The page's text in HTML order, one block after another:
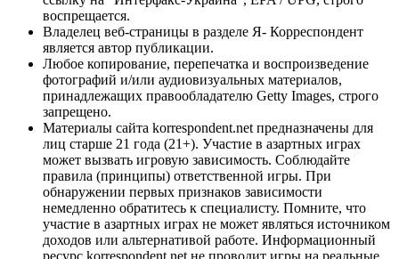
воспрещается.
Владелец веб-страницы в разделе Я- Корреспондент
является автор публикации.
Любое копирование, перепечатка и воспроизведение
фотографий и/или аудиовизуальных материалов,
принадлежащих правообладателю Getty Images, строго
запрещено.
Материалы сайта korrespondent.net предназначены для
лиц старше 21 года (21+). Участие в азартных играх
может вызвать игровую зависимость. Соблюдайте
правила (принципы) ответственной игры. При
обнаружении первых признаков зависимости
немедленно обратитесь к специалисту. Помните, что
участие в азартных играх не может являться источником
доходов или альтернативой работе. Информационный